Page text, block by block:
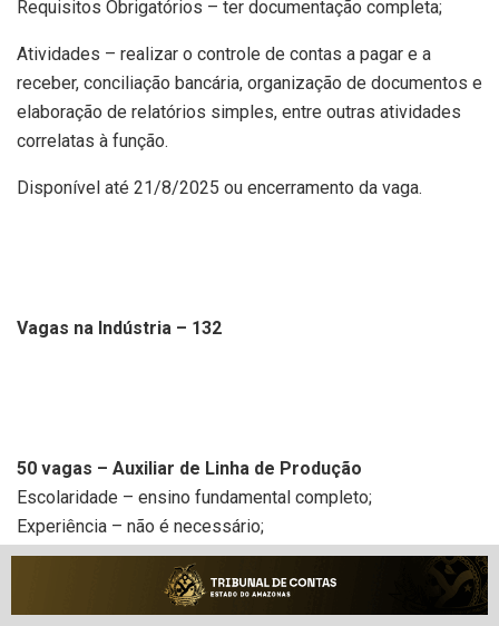
Requisitos Obrigatórios – ter documentação completa;
Atividades – realizar o controle de contas a pagar e a
receber, conciliação bancária, organização de documentos e
elaboração de relatórios simples, entre outras atividades
correlatas à função.
Disponível até 21/8/2025 ou encerramento da vaga.
Vagas na Indústria – 132
50 vagas – Auxiliar de Linha de Produção
Escolaridade – ensino fundamental completo;
Experiência – não é necessário;
Requisitos Obrigatórios – a vaga é destinada para
candidatos que estão em busca de novos desafios; o
candidato vai precisar morar em: Várzea Grande (MT) e ter